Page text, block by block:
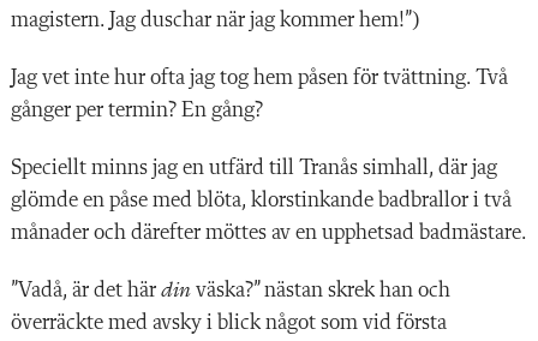
magistern. Jag duschar när jag kommer hem!”)
Jag vet inte hur ofta jag tog hem påsen för tvättning. Två
gånger per termin? En gång?
Speciellt minns jag en utfärd till Tranås simhall, där jag
glömde en påse med blöta, klorstinkande badbrallor i två
månader och därefter möttes av en upphetsad badmästare.
”Vadå, är det här din väska?” nästan skrek han och
överräckte med avsky i blick något som vid första